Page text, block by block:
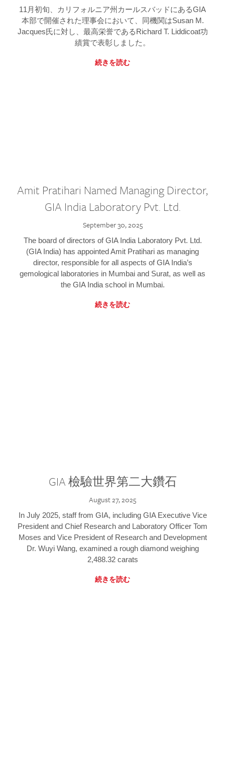
11月初旬、カリフォルニア州カールスバッドにあるGIA
本部で開催された理事会において、同機関はSusan M.
Jacques氏に対し、最高栄誉であるRichard T. Liddicoat功
績賞で表彰しました。
続きを読む
Amit Pratihari Named Managing Director,
GIA India Laboratory Pvt. Ltd.
September 30, 2025
The board of directors of GIA India Laboratory Pvt. Ltd.
(GIA India) has appointed Amit Pratihari as managing
director, responsible for all aspects of GIA India’s
gemological laboratories in Mumbai and Surat, as well as
the GIA India school in Mumbai.
続きを読む
GIA 檢驗世界第二大鑽石
August 27, 2025
In July 2025, staff from GIA, including GIA Executive Vice
President and Chief Research and Laboratory Officer Tom
Moses and Vice President of Research and Development
Dr. Wuyi Wang, examined a rough diamond weighing
2,488.32 carats
続きを読む